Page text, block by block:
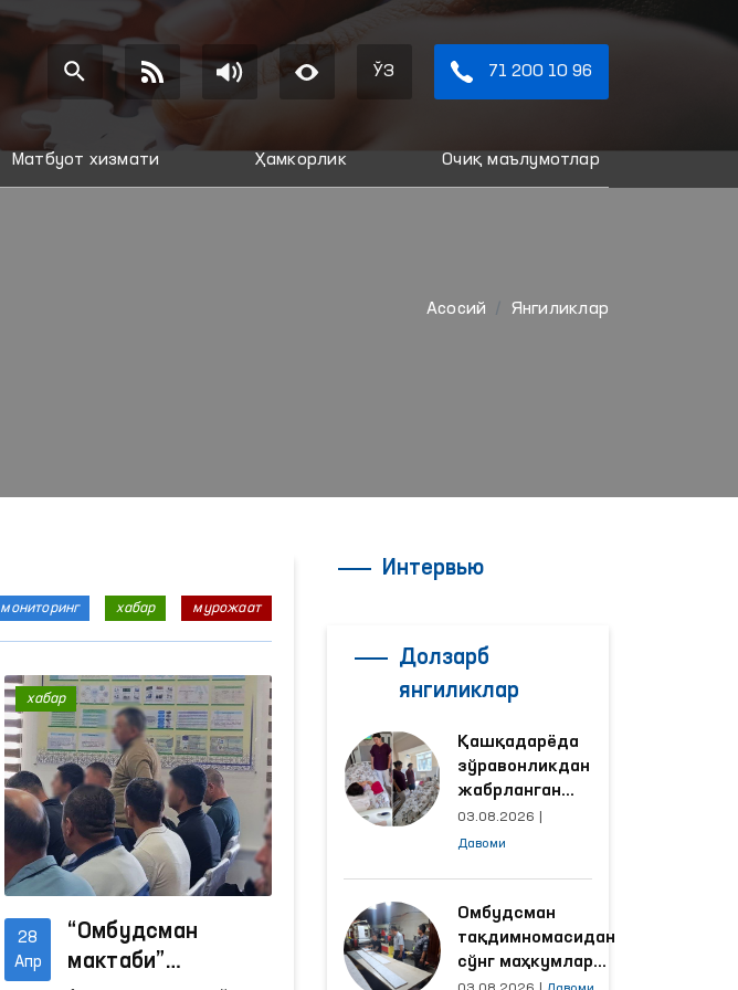
ЎЗ 71 200 10 96
Матбуот хизмати Ҳамкорлик Очиқ маълумотлар
Aсосий Янгиликлар
мониторинг хабар мурожаат
28
Апр
“Омбудсман
мактаби”
хабар
Интервью
Долзарб
янгиликлар
Қашқадарёда
зўравонликдан
жабрланган
аёлнинг ҳолати
Омбудсман
03.08.2026
Давоми
Омбудсман
тақдимномасидан
сўнг маҳкумлар